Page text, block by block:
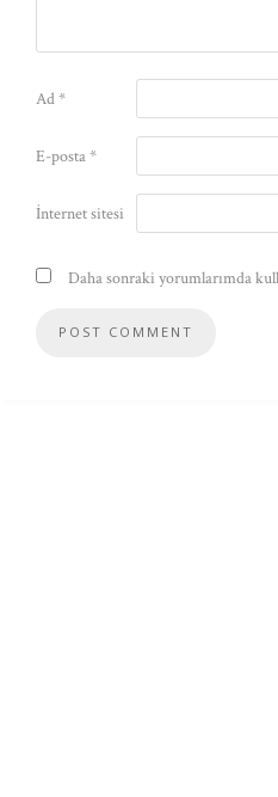
Ad*
E-posta*
İnternet sitesi
Daha sonraki yorumlarımda